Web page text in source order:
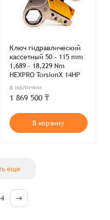
Ключ гидравлический
кассетный 50 - 115 mm
1,689 - 18,229 Nm
HEXPRO TorsionX 14HP
в наличии
1 869 500 ₸
В корзину
еще
4